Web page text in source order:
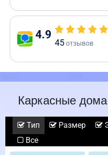
4.9
45отзывов
Каркасные
Тип Размер
Все